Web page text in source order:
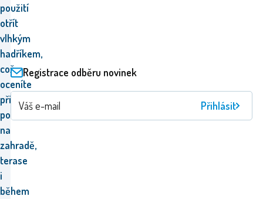
použití
otřít
vlhkým
hadříkem,
což
oceníte
při
používání
na
zahradě,
terase
i
během
Registrace odběru novinek
Přihlásit